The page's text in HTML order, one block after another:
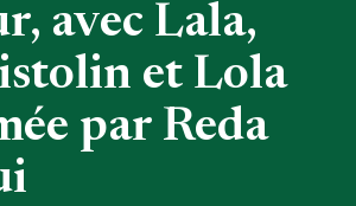
avec Lala,
et Lola
par Reda